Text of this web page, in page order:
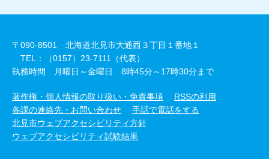
〒090-8501 北海道北見市大通西３丁目１番地１
TEL：（0157）23-7111（代表）
執務時間 月曜日～金曜日 8時45分～17時30分まで
著作権・個人情報の取り扱い・免責事項
RSSの利用
各課の連絡先・お問い合わせ
手話で電話をする
北見市ウェブアクセシビリティ方針
ウェブアクセシビリティ試験結果